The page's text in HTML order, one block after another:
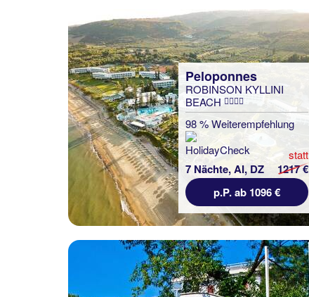
Peloponnes
ROBINSON KYLLINI
BEACH
98 % Weiterempfehlung
7 Nächte, AI, DZ
statt
1217 €
p.P. ab 1096 €